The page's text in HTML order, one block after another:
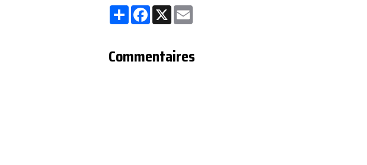
Partager
Facebook
X
Commentaires